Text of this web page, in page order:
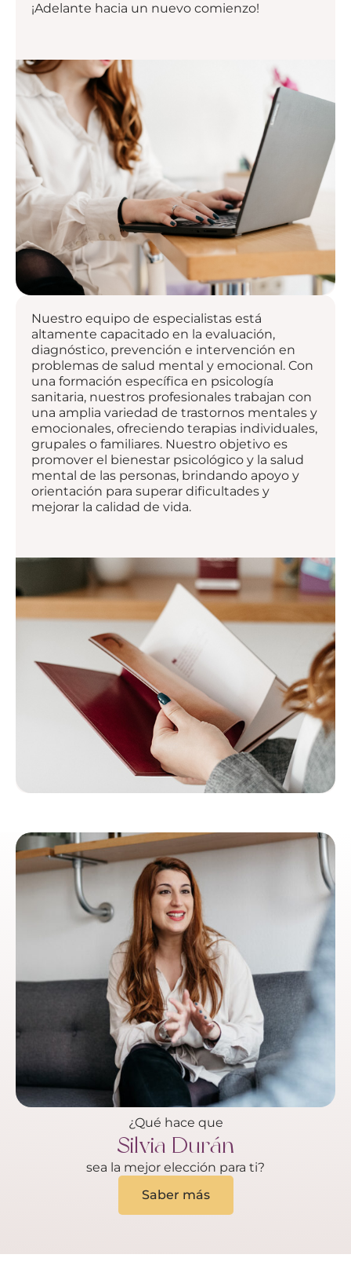
¡Adelante hacia un nuevo comienzo!
Nuestro equipo de especialistas está
altamente capacitado en la evaluación,
diagnóstico, prevención e intervención en
problemas de salud mental y emocional. Con
una formación específica en psicología
sanitaria, nuestros profesionales trabajan con
una amplia variedad de trastornos mentales y
emocionales, ofreciendo terapias individuales,
grupales o familiares. Nuestro objetivo es
promover el bienestar psicológico y la salud
mental de las personas, brindando apoyo y
orientación para superar dificultades y
mejorar la calidad de vida.
¿Qué hace que
Silvia Durán
sea la mejor elección para ti?
Saber más